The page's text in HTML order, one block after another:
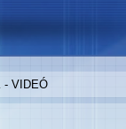
- VIDEÓ